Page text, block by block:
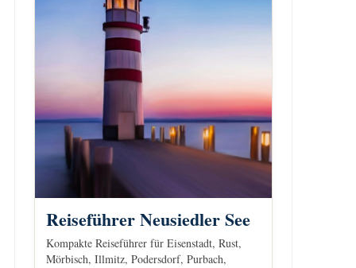
Reiseführer Neusiedler See
Kompakte Reiseführer für Eisenstadt, Rust,
Mörbisch, Illmitz, Podersdorf, Purbach,